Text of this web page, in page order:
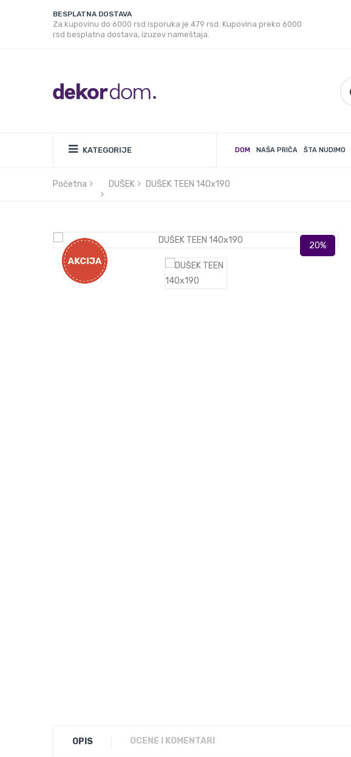
BESPLATNA DOSTAVA
Za kupovinu do 6000 rsd isporuka je 479 rsd. Kupovina preko 6000
rsd besplatna dostava, izuzev nameštaja.
KATEGORIJE DOM NAŠA PRIČA ŠTA NUDIMO
Početna DUŠEK DUŠEK TEEN 140x190
OPIS OCENE I KOMENTARI